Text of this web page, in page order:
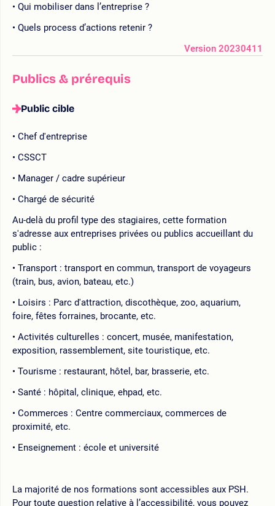
Qui mobiliser dans l’entreprise ?
Quels process d’actions retenir ?
Version 20230411
Publics & prérequis
Public cible
Chef d'entreprise
CSSCT
Manager / cadre supérieur
Chargé de sécurité
Au-delà du profil type des stagiaires, cette formation
s'adresse aux entreprises privées ou publics accueillant du
public :
Transport : transport en commun, transport de voyageurs
(train, bus, avion, bateau, etc.)
Loisirs : Parc d'attraction, discothèque, zoo, aquarium,
foire, fêtes forraines, brocante, etc.
Activités culturelles : concert, musée, manifestation,
exposition, rassemblement, site touristique, etc.
Tourisme : restaurant, hôtel, bar, brasserie, etc.
Santé : hôpital, clinique, ehpad, etc.
Commerces : Centre commerciaux, commerces de
proximité, etc.
Enseignement : école et université
La majorité de nos formations sont accessibles aux PSH.
Pour toute question relative à l’accessibilité, vous pouvez